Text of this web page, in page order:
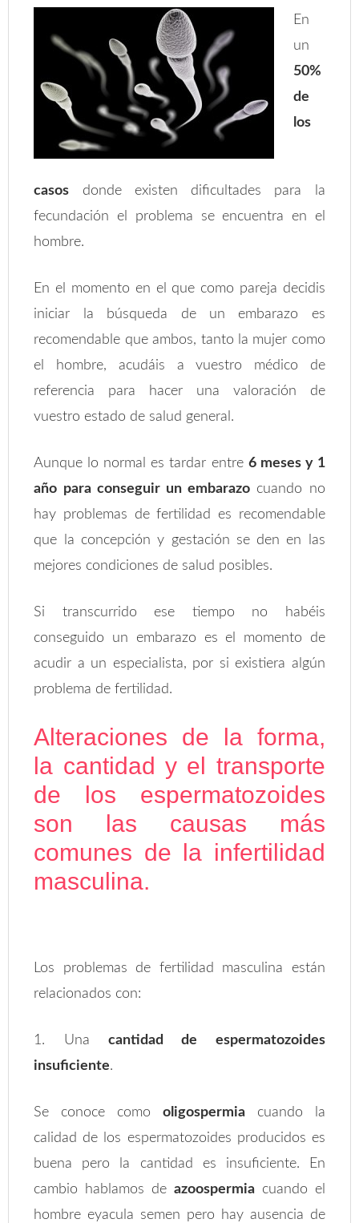
En
un
50%
de
los
casos donde existen dificultades para la
fecundación el problema se encuentra en el
hombre.
En el momento en el que como pareja decidis
iniciar la búsqueda de un embarazo es
recomendable que ambos, tanto la mujer como
el hombre, acudáis a vuestro médico de
referencia para hacer una valoración de
vuestro estado de salud general.
Aunque lo normal es tardar entre 6 meses y 1
año para conseguir un embarazo cuando no
hay problemas de fertilidad es recomendable
que la concepción y gestación se den en las
mejores condiciones de salud posibles.
Si transcurrido ese tiempo no habéis
conseguido un embarazo es el momento de
acudir a un especialista, por si existiera algún
problema de fertilidad.
Alteraciones de la forma,
la cantidad y el transporte
de los espermatozoides
son las causas más
comunes de la infertilidad
masculina.
Los problemas de fertilidad masculina están
relacionados con:
1. Una cantidad de espermatozoides
insuficiente.
Se conoce como oligospermiacuando la
calidad de los espermatozoides producidos es
buena pero la cantidad es insuficiente. En
cambio hablamos de azoospermiacuando el
hombre eyacula semen pero hay ausencia de